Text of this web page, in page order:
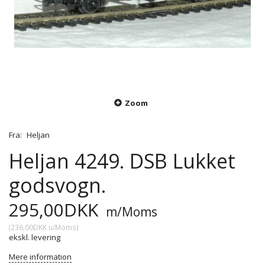
Zoom
Fra: Heljan
Heljan 4249. DSB Lukket
godsvogn.
295,00DKK m/Moms
(236,00DKK u/Moms)
ekskl. levering
Mere information